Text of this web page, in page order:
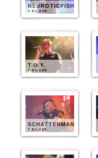
NEUROTICFISH
8 BILDER
T.O.Y.
7 BILDER
SCHATTENMANN
7 BILDER